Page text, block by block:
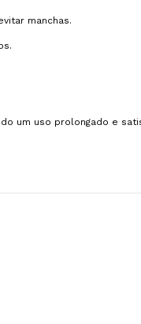
manchas.
um uso prolongado e